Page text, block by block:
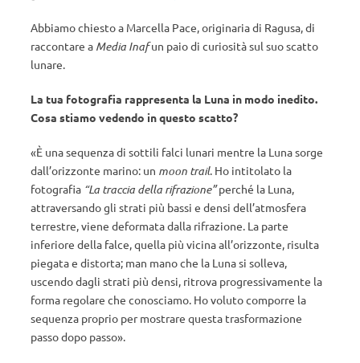
Abbiamo chiesto a Marcella Pace, originaria di Ragusa, di
raccontare a Media Inafun paio di curiosità sul suo scatto
lunare.
La tua fotografia rappresenta la Luna in modo inedito.
Cosa stiamo vedendo in questo scatto?
«È una sequenza di sottili falci lunari mentre la Luna sorge
dall’orizzonte marino: un moon trail. Ho intitolato la
fotografia “La traccia della rifrazione”perché la Luna,
attraversando gli strati più bassi e densi dell’atmosfera
terrestre, viene deformata dalla rifrazione. La parte
inferiore della falce, quella più vicina all’orizzonte, risulta
piegata e distorta; man mano che la Luna si solleva,
uscendo dagli strati più densi, ritrova progressivamente la
forma regolare che conosciamo. Ho voluto comporre la
sequenza proprio per mostrare questa trasformazione
passo dopo passo».